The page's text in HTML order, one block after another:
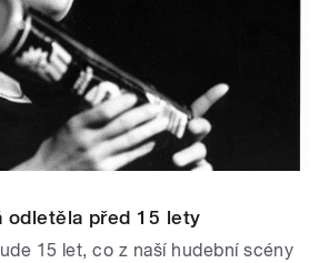
odletěla před 15 lety
15 let, co z naší hudební scény